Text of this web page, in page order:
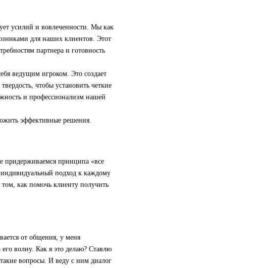
усилий и вовлеченности. Мы как
для наших клиентов. Этот
партнера и готовность
ведущим игроком. Это создает
чтобы установить четкие
и профессионализм нашей
эффективные решения.
придерживаемся принципа «все
подход к каждому
как помочь клиенту получить
от общения, у меня
волну. Как я это делаю? Ставлю
вопросы. И веду с ним диалог